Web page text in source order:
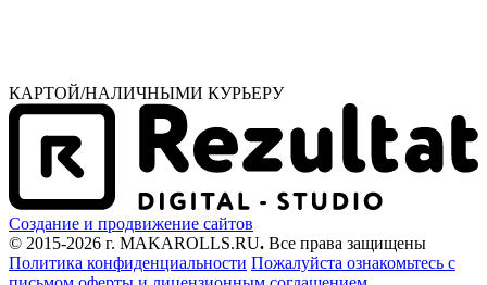
КАРТОЙ/НАЛИЧНЫМИ КУРЬЕРУ
Создание и продвижение сайтов
© 2015-2026 г. MAKAROLLS.RU. Все права защищены
Политика конфиденциальности Пожалуйста ознакомьтесь с